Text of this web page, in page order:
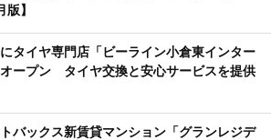
版】
タイヤ専門店「ビーライン小倉東インター
ープン タイヤ交換と安心サービスを提供
バックス新賃貸マンション「グランレジデ